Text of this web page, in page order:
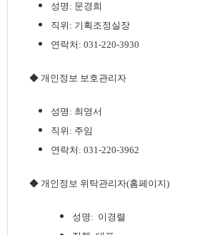
성명: 문경희
직위: 기획조정실장
연락처: 031-220-3930
◆ 개인정보 보호관리자
성명: 최영서
직위: 주임
연락처: 031-220-3962
◆ 개인정보 위탁관리자(홈페이지)
성명: 이경렬